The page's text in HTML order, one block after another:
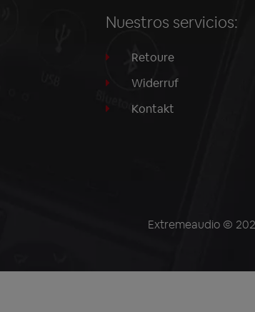
Nuestros servicios:
Retoure
Widerruf
Kontakt
Extremeaudio ©